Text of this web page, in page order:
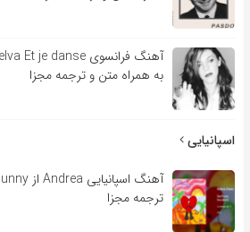
به همراه متن و ترجمه مجزا
اسپانیایی
ترجمه مجزا